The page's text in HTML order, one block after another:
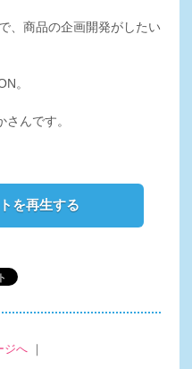
、商品の企画開発がしたい
。
んです。
を再生する
ジへ｜